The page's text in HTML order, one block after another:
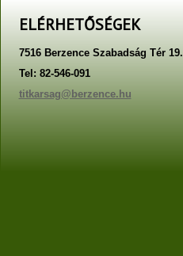
ELÉRHETŐSÉGEK
7516 Berzence Szabadság Tér 19.
Tel: 82-546-091
titkarsag@berzence.hu